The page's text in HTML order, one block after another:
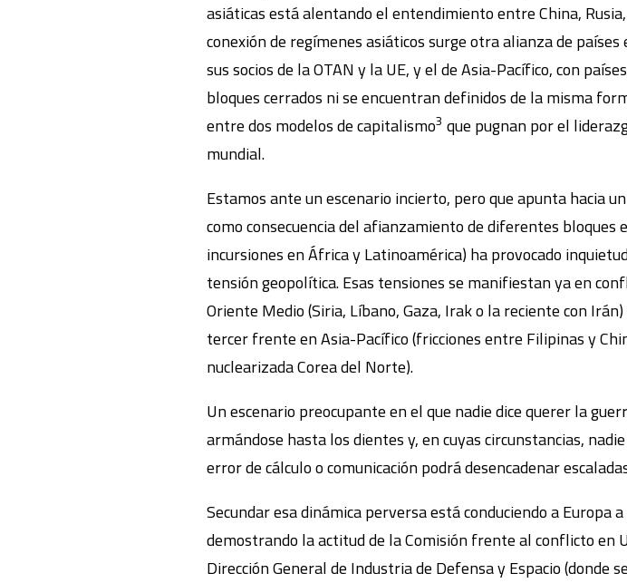
asiáticas está alentando el entendimiento entre China,
conexión de regímenes asiáticos surge otra alianza de
sus socios de la OTAN y la UE, y el de Asia-Pacífico, con
bloques cerrados ni se encuentran definidos de la misma
entre dos modelos de capitalismo3 que pugnan por el
mundial.
Estamos ante un escenario incierto, pero que apunta hacia
como consecuencia del afianzamiento de diferentes bloques
incursiones en África y Latinoamérica) ha provocado
tensión geopolítica. Esas tensiones se manifiestan ya en
Oriente Medio (Siria, Líbano, Gaza, Irak o la reciente con
tercer frente en Asia-Pacífico (fricciones entre Filipinas y
nuclearizada Corea del Norte).
Un escenario preocupante en el que nadie dice querer la
armándose hasta los dientes y, en cuyas circunstancias,
error de cálculo o comunicación podrá desencadenar
Secundar esa dinámica perversa está conduciendo a
demostrando la actitud de la Comisión frente al conflicto en
Dirección General de Industria de Defensa y Espacio (donde